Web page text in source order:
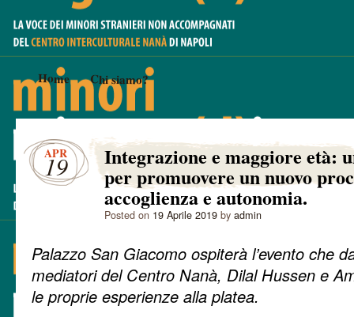
Home Chi siamo?
APR
19 Integrazione e maggiore età:
per promuovere un nuovo
accoglienza e autonomia.
Posted on 19 Aprile 2019 by admin
Palazzo San Giacomo ospiterà l’evento che
mediatori del Centro Nanà, Dilal Hussen e
le proprie esperienze alla platea.